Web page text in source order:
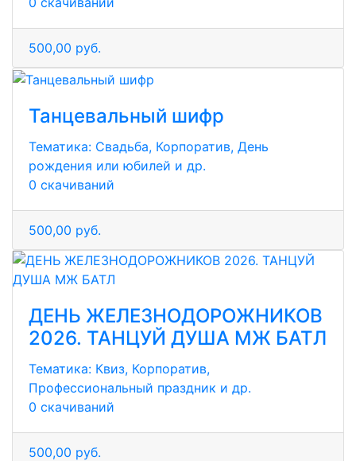
500,00 руб.
Танцевальный шифр
Тематика: Свадьба, Корпоратив, День
рождения или юбилей и др.
0 скачиваний
500,00 руб.
ДЕНЬ ЖЕЛЕЗНОДОРОЖНИКОВ
2026. ТАНЦУЙ ДУША МЖ БАТЛ
Тематика: Квиз, Корпоратив,
Профессиональный праздник и др.
0 скачиваний
500,00 руб.